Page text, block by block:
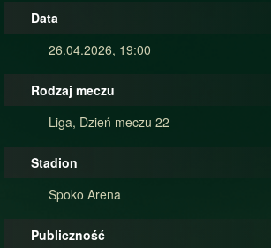
Data
26.04.2026, 19:00
Rodzaj meczu
Liga, Dzień meczu 22
Stadion
Spoko Arena
Publiczność